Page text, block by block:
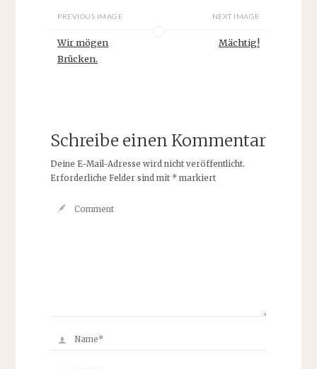
PREVIOUS IMAGE
Wir mögen
Brücken.
NEXT IMAGE
Mächtig!
Schreibe einen Kommentar
Deine E-Mail-Adresse wird nicht veröffentlicht.
Erforderliche Felder sind mit *markiert